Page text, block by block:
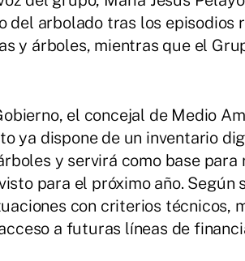
del arbolado tras los episodios
y árboles, mientras que el
el concejal de Medio
ya dispone de un inventario
y servirá como base
para el próximo año. Según
con criterios técnicos,
a futuras líneas de